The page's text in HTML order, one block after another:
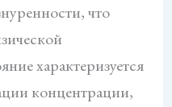
что
характеризуется
концентрации,